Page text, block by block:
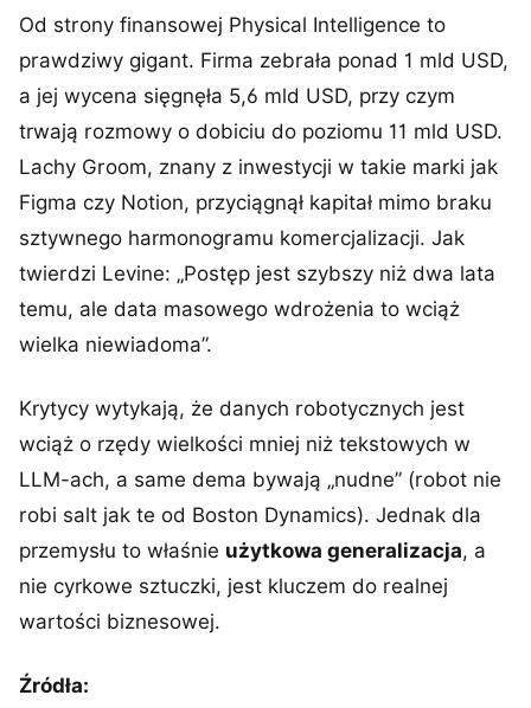
Od strony finansowej Physical Intelligence to
prawdziwy gigant. Firma zebrała ponad 1 mld USD,
a jej wycena sięgnęła 5,6 mld USD, przy czym
trwają rozmowy o dobiciu do poziomu 11 mld USD.
Lachy Groom, znany z inwestycji w takie marki jak
Figma czy Notion, przyciągnął kapitał mimo braku
sztywnego harmonogramu komercjalizacji. Jak
twierdzi Levine: „Postęp jest szybszy niż dwa lata
temu, ale data masowego wdrożenia to wciąż
wielka niewiadoma”.
Krytycy wytykają, że danych robotycznych jest
wciąż o rzędy wielkości mniej niż tekstowych w
LLM-ach, a same dema bywają „nudne” (robot nie
robi salt jak te od Boston Dynamics). Jednak dla
przemysłu to właśnie użytkowa generalizacja, a
nie cyrkowe sztuczki, jest kluczem do realnej
wartości biznesowej.
Źródła: